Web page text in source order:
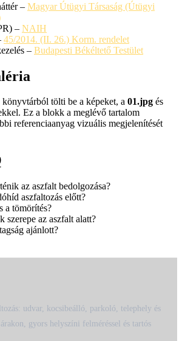
– Magyar Útügyi Társaság (Útügyi
– NAIH
45/2014. (II. 26.) Korm. rendelet
– Budapesti Békéltető Testület
könyvtárból tölti be a képeket, a 01.jpg és
Ez a blokk a meglévő tartalom
referenciaanyag vizuális megjelenítését
az aszfalt bedolgozása?
aszfaltozás előtt?
a tömörítés?
szerepe az aszfalt alatt?
ajánlott?
udvar, kocsibeálló, parkoló, telephely és
gyors helyszíni felméréssel és tartós